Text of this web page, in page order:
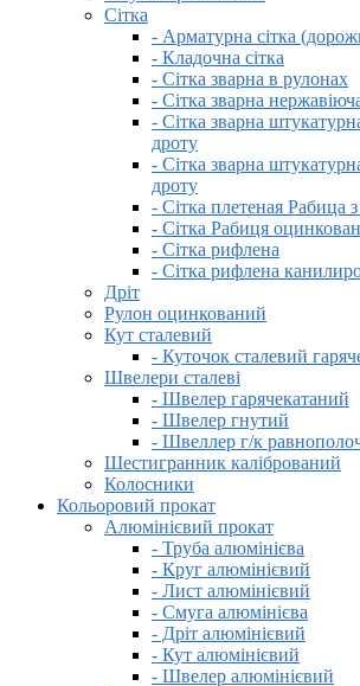
Сітка
- Арматурна сітка
- Кладочна сітка
- Сітка зварна в рулонах
- Сітка зварна
- Сітка зварна
дроту
- Сітка зварна
дроту
- Сітка плетеная
- Сітка Рабиця
- Сітка рифлена
- Сітка рифлена
Дріт
Рулон оцинкований
Кут сталевий
- Куточок сталевий
Швелери сталеві
- Швелер гарячекатаний
- Швелер гнутий
- Швеллер г/к
Шестигранник калібрований
Колосники
Кольоровий прокат
Алюмінієвий прокат
- Труба алюмінієва
- Круг алюмінієвий
- Лист алюмінієвий
- Смуга алюмінієва
- Дріт алюмінієвий
- Кут алюмінієвий
- Швелер алюмінієвий